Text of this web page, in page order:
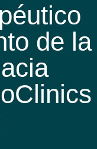
de la